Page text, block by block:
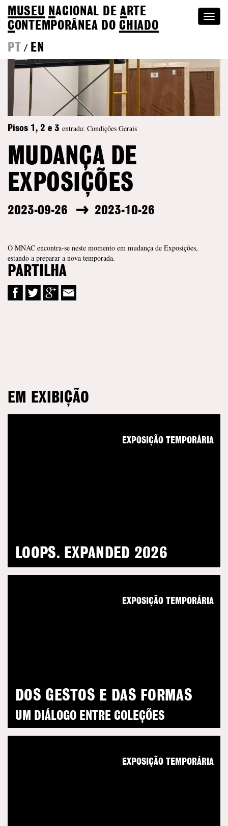
MUSEU NACIONAL DEA RTE
CONTEMPORÂNEA DOCHIADO
PT
/ EN
Pisos 1, 2 e 3 entrada: Condições Gerais
MUDANÇA DE
EXPOSIÇÕES
2023-09-26 2023-10-26
O MNAC encontra-se neste momento em mudança de Exposições,
estando a preparar a nova temporada.
PARTILHA
EM EXIBIÇÃO
LOOPS. EXPANDED 2026
EXPOSIÇÃO TEMPORÁRIA
DOS GESTOS E DAS FORMAS
UM DIÁLOGO ENTRE COLEÇÕES
EXPOSIÇÃO TEMPORÁRIA
EXPOSIÇÃO TEMPORÁRIA